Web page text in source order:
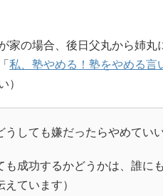
家の場合、後日父丸から姉
私、塾やめる！塾をやめる言
）
しても嫌だったらやめてい
成功するかどうかは、誰に
ています）